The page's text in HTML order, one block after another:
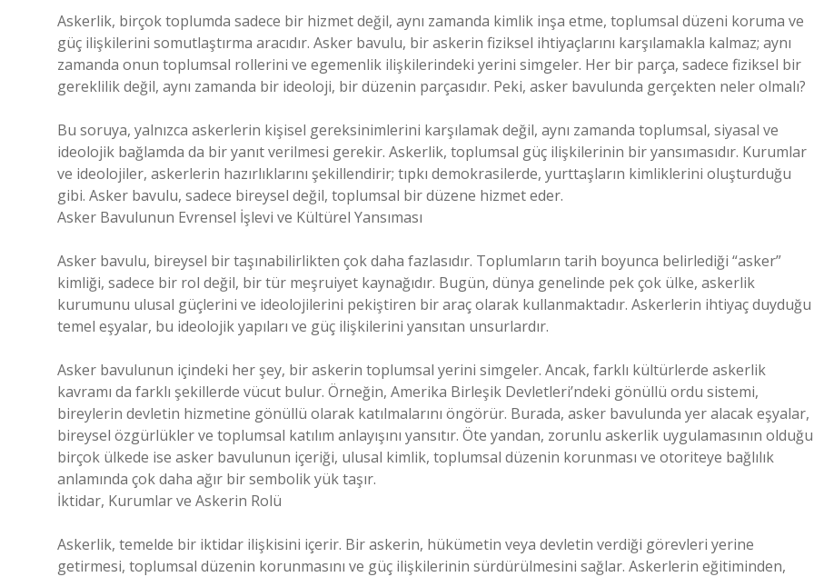
Askerlik, birçok toplumda sadece bir hizmet değil, aynı zamanda kimlik inşa etme, toplumsal düzeni koruma ve
güç ilişkilerini somutlaştırma aracıdır. Asker bavulu, bir askerin fiziksel ihtiyaçlarını karşılamakla kalmaz; aynı
zamanda onun toplumsal rollerini ve egemenlik ilişkilerindeki yerini simgeler. Her bir parça, sadece fiziksel bir
gereklilik değil, aynı zamanda bir ideoloji, bir düzenin parçasıdır. Peki, asker bavulunda gerçekten neler olmalı?
Bu soruya, yalnızca askerlerin kişisel gereksinimlerini karşılamak değil, aynı zamanda toplumsal, siyasal ve
ideolojik bağlamda da bir yanıt verilmesi gerekir. Askerlik, toplumsal güç ilişkilerinin bir yansımasıdır. Kurumlar
ve ideolojiler, askerlerin hazırlıklarını şekillendirir; tıpkı demokrasilerde, yurttaşların kimliklerini oluşturduğu
gibi. Asker bavulu, sadece bireysel değil, toplumsal bir düzene hizmet eder.
Asker Bavulunun Evrensel İşlevi ve Kültürel Yansıması
Asker bavulu, bireysel bir taşınabilirlikten çok daha fazlasıdır. Toplumların tarih boyunca belirlediği “asker”
kimliği, sadece bir rol değil, bir tür meşruiyet kaynağıdır. Bugün, dünya genelinde pek çok ülke, askerlik
kurumunu ulusal güçlerini ve ideolojilerini pekiştiren bir araç olarak kullanmaktadır. Askerlerin ihtiyaç duyduğu
temel eşyalar, bu ideolojik yapıları ve güç ilişkilerini yansıtan unsurlardır.
Asker bavulunun içindeki her şey, bir askerin toplumsal yerini simgeler. Ancak, farklı kültürlerde askerlik
kavramı da farklı şekillerde vücut bulur. Örneğin, Amerika Birleşik Devletleri’ndeki gönüllü ordu sistemi,
bireylerin devletin hizmetine gönüllü olarak katılmalarını öngörür. Burada, asker bavulunda yer alacak eşyalar,
bireysel özgürlükler ve toplumsal katılım anlayışını yansıtır. Öte yandan, zorunlu askerlik uygulamasının olduğu
birçok ülkede ise asker bavulunun içeriği, ulusal kimlik, toplumsal düzenin korunması ve otoriteye bağlılık
anlamında çok daha ağır bir sembolik yük taşır.
İktidar, Kurumlar ve Askerin Rolü
Askerlik, temelde bir iktidar ilişkisini içerir. Bir askerin, hükümetin veya devletin verdiği görevleri yerine
getirmesi, toplumsal düzenin korunmasını ve güç ilişkilerinin sürdürülmesini sağlar. Askerlerin eğitiminden,